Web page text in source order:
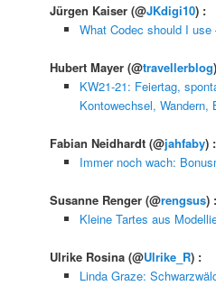
Jürgen Kaiser(@JKdigi10) :
What Codec should I use
Hubert Mayer(@travellerblog
KW21-21: Feiertag,
Kontowechsel, Wandern,
Fabian Neidhardt(@jahfaby) :
Immer noch wach:
Susanne Renger(@rengsus) :
Kleine Tartes aus
Ulrike Rosina(@Ulrike_R) :
Linda Graze: